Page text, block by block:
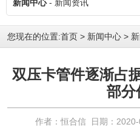
新闻中心- 新闻资讯
您现在的位置:首页 > 新闻中心 >
双压卡管件逐渐占
部分
作者：恒合信 日期：